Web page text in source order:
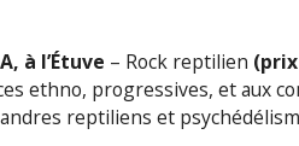
à l’Étuve – Rock reptilien
ethno, progressives, et aux
reptiliens et